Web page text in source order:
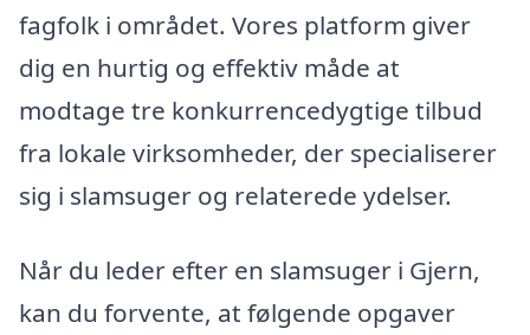
fagfolk i området. Vores platform giver
dig en hurtig og effektiv måde at
modtage tre konkurrencedygtige tilbud
fra lokale virksomheder, der specialiserer
sig i slamsuger og relaterede ydelser.
Når du leder efter en slamsuger i Gjern,
kan du forvente, at følgende opgaver